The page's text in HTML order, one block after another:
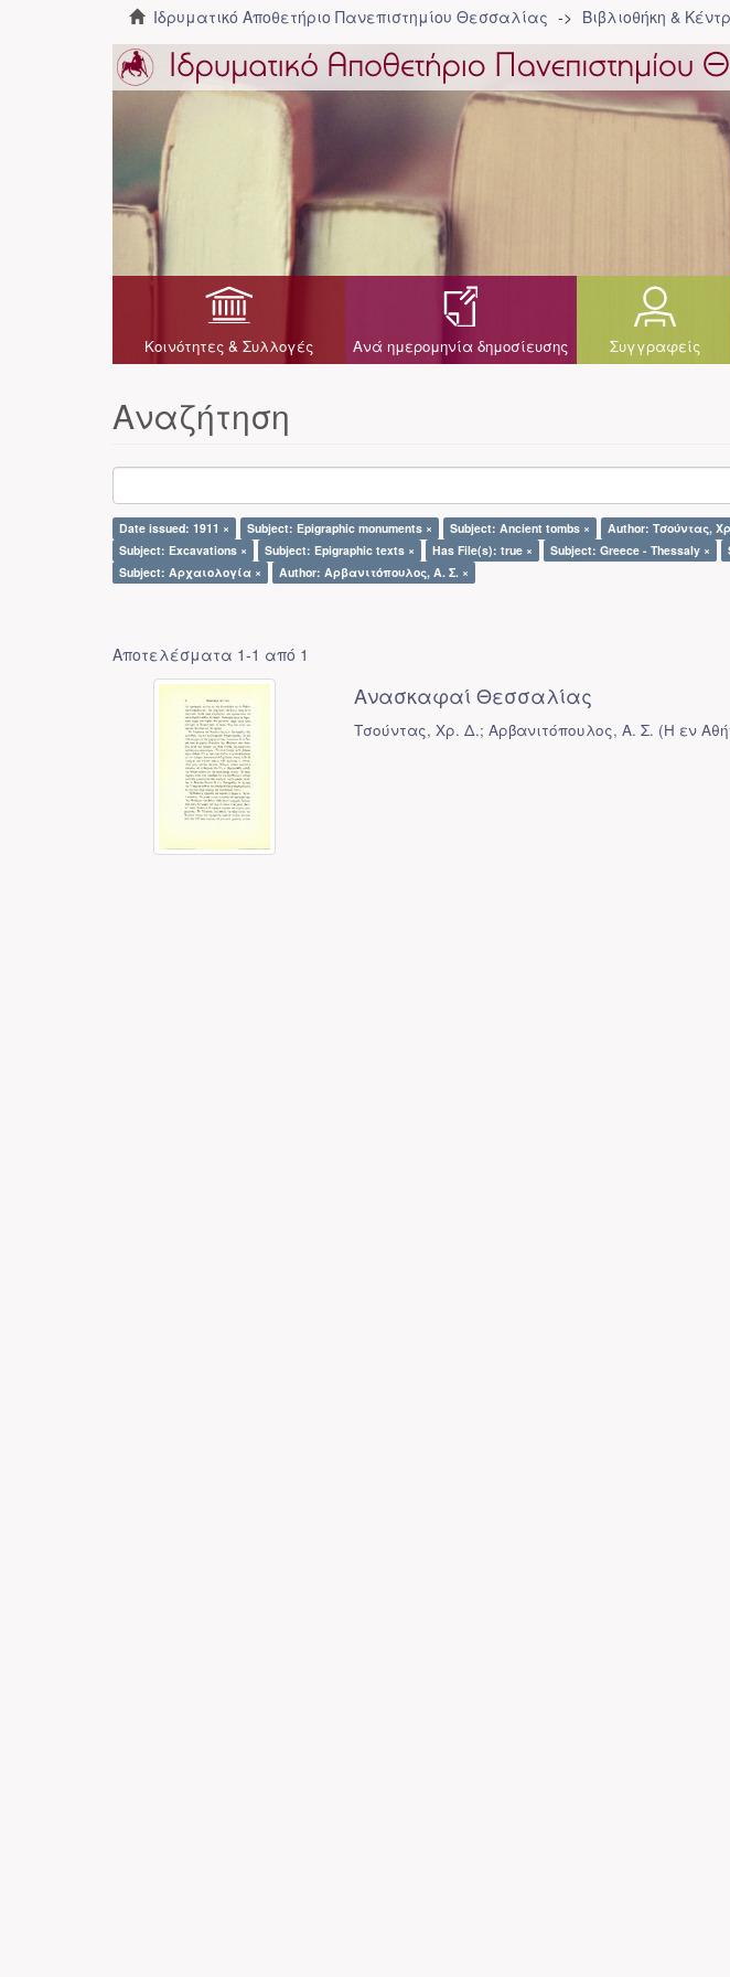
Ιδρυματικό Αποθετήριο Πανεπιστημίου Θεσσαλίας Βιβλιοθήκη &
Κοινότητες & Συλλογές Ανά ημερομηνία δημοσίευσης Συγγραφείς
Αναζήτηση
Date issued: 1911 × Subject: Epigraphic monuments × Subject: Ancient tombs × Author: Τσούντας,
Subject: Excavations ×
Subject: Epigraphic texts × Has File(s): true × Subject: Greece - Thessaly ×
Subject: Αρχαιολογία ×
Author: Αρβανιτόπουλος, Α. Σ. ×
Αποτελέσματα 1-1 από 1
Ανασκαφαί Θεσσαλίας
Τσούντας, Χρ. Δ.; Αρβανιτόπουλος, Α. Σ. (Η εν